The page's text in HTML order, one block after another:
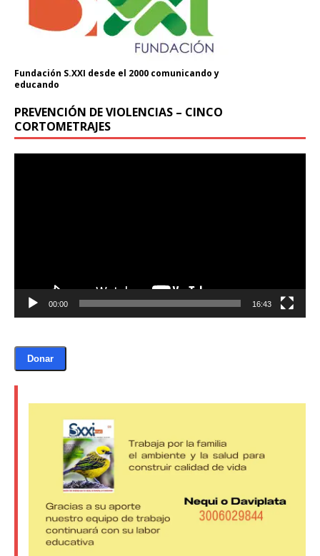
Fundación S.XXI desde el 2000 comunicando y
educando
PREVENCIÓN DE VIOLENCIAS – CINCO
CORTOMETRAJES
00:00 16:43
Donar